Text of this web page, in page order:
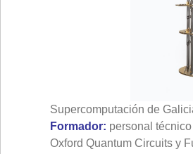
Supercomputación de
Formador: personal
Oxford Quantum Circuits y